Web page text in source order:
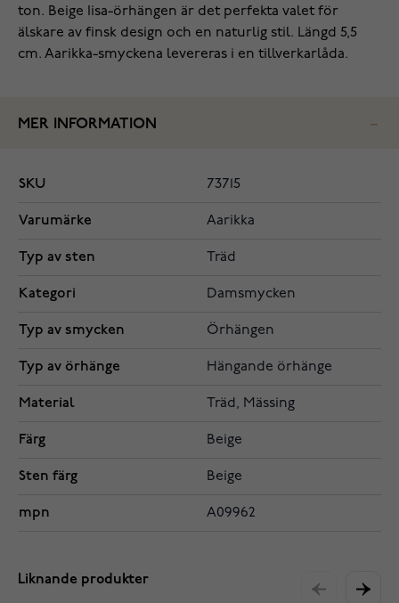
ton. Beige Iisa-örhängen är det perfekta valet för
älskare av finsk design och en naturlig stil. Längd 5,5
cm. Aarikka-smyckena levereras i en tillverkarlåda.
MER INFORMATION
SKU 73715
Varumärke Aarikka
Typ av sten Träd
Kategori Damsmycken
Typ av smycken Örhängen
Typ av örhänge Hängande örhänge
Material Träd, Mässing
Färg Beige
Sten färg Beige
mpn A09962
Liknande produkter